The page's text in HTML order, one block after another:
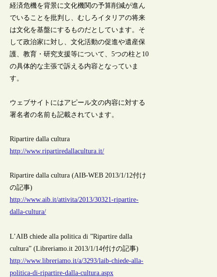
経済危機を背景に文化機関の予算削減が進ん
でいることを批判し、むしろイタリアの将来
は文化を基盤にするものだとしています。そ
して政治家に対し、文化活動の促進や遺産保
護、教育・研究支援等について、5つの柱と10
の具体的な主張で訴える内容となっていま
す。
ウェブサイトにはアピール文の内容に対する
署名者の名前も記載されています。
Ripartire dalla cultura
http://www.ripartiredallacultura.it/
Ripartire dalla cultura (AIB-WEB 2013/1/12付け
の記事)
http://www.aib.it/attivita/2013/30321-ripartire-
dalla-cultura/
L’AIB chiede alla politica di ”Ripartire dalla
cultura” (Libreriamo.it 2013/1/14付けの記事)
http://www.libreriamo.it/a/3293/laib-chiede-alla-
politica-di-ripartire-dalla-cultura.aspx